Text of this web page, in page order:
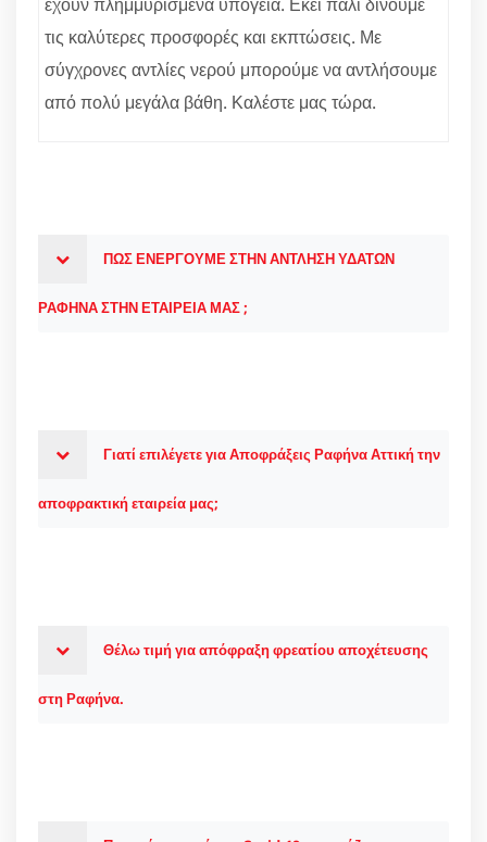
τις καλύτερες προσφορές και εκπτώσεις. Με
σύγχρονες αντλίες νερού μπορούμε να αντλήσουμε
από πολύ μεγάλα βάθη. Καλέστε μας τώρα.
ΠΩΣ ΕΝΕΡΓΟΥΜΕ ΣΤΗΝ ΑΝΤΛΗΣΗ ΥΔΑΤΩΝ
ΡΑΦΗΝΑ ΣΤΗΝ ΕΤΑΙΡΕΙΑ ΜΑΣ ;
Γιατί επιλέγετε για Αποφράξεις Ραφήνα Αττική την
αποφρακτική εταιρεία μας;
Θέλω τιμή για απόφραξη φρεατίου αποχέτευσης
στη Ραφήνα.